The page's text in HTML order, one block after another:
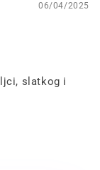
06/04/2025
slatkog i